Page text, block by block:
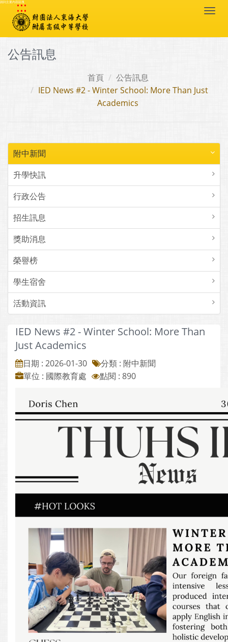
跳到主要內容區塊
:::
公告訊息
首頁
公告訊息
IED News #2 - Winter School: More Than Just
Academics
附中新聞
升學快訊
行政公告
招生訊息
獎助消息
榮譽榜
學生宿舍
活動資訊
IED News #2 - Winter School: More Than
Just Academics
日期 : 2026-01-30
分類 : 附中新聞
單位 : 國際教育處
點閱 : 890